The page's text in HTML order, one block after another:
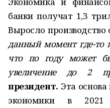
банки получат 1,3
Выросло производство
данный момент где-то
что по году может
увеличение до 2
президент. Эта
экономики в